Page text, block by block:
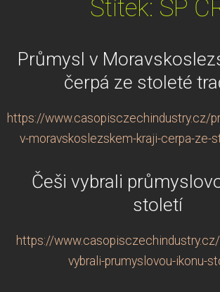
Štítek: SP
Průmysl v
čerpá ze stoleté
https://www.casopisczechindustry.cz/
v-moravskoslezskem-kraji-cerpa-ze-
Češi vybrali
století
https://
vybrali-prumyslovou-ikonu-